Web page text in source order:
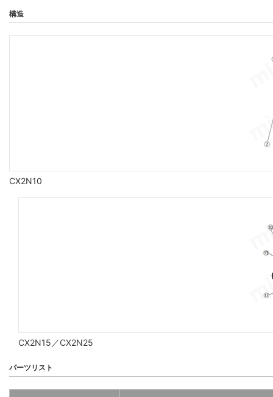
構造
CX2N10
CX2N15／CX2N25
パーツリスト